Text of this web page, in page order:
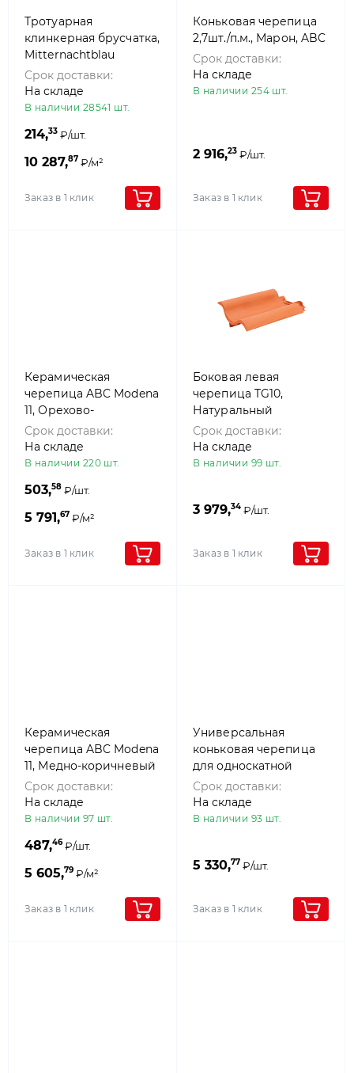
Тротуарная
клинкерная брусчатка,
Mitternachtblau
200x100x52 мм, ABC
Klinkergruppe Brick
Срок доставки:
На складе
В наличии 28541 шт.
214,33 ₽/шт.
10 287,87 ₽/м²
Заказ в 1 клик
Коньковая черепица
2,7шт./п.м., Марон, ABC
Срок доставки:
На складе
В наличии 254 шт.
2 916,23 ₽/шт.
Заказ в 1 клик
Керамическая
черепица ABC Modena
11, Орехово-
коричневый
Срок доставки:
На складе
В наличии 220 шт.
503,58 ₽/шт.
5 791,67 ₽/м²
Заказ в 1 клик
Боковая левая
черепица TG10,
Натуральный
красный, ABC
Срок доставки:
На складе
В наличии 99 шт.
3 979,34 ₽/шт.
Заказ в 1 клик
Керамическая
черепица ABC Modena
11, Медно-коричневый
Срок доставки:
На складе
В наличии 97 шт.
487,46₽/шт.
5 605,79 ₽/м²
Заказ в 1 клик
Универсальная
коньковая черепица
для односкатной
крыши, Антрацит
матовый, ABC
Срок доставки:
На складе
В наличии 93 шт.
5 330,77 ₽/шт.
Заказ в 1 клик